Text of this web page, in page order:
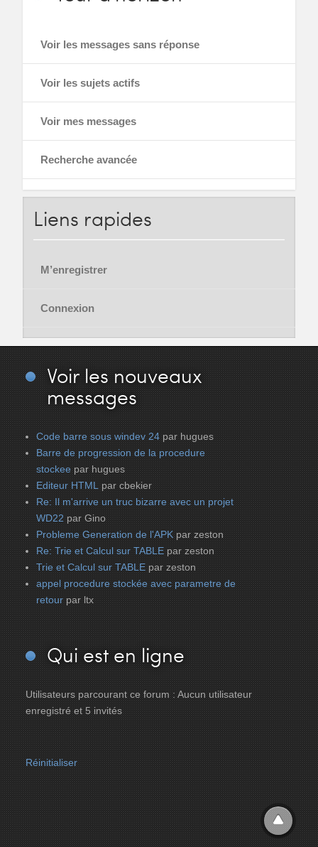
Voir les messages sans réponse
Voir les sujets actifs
Voir mes messages
Recherche avancée
Liens rapides
M’enregistrer
Connexion
Voir les nouveaux
messages
Code barre sous windev 24 par hugues
Barre de progression de la procedure
stockee par hugues
Editeur HTML par cbekier
Re: Il m'arrive un truc bizarre avec un projet
WD22 par Gino
Probleme Generation de l'APK par zeston
Re: Trie et Calcul sur TABLE par zeston
Trie et Calcul sur TABLE par zeston
appel procedure stockée avec parametre de
retour par ltx
Qui est en ligne
Utilisateurs parcourant ce forum : Aucun utilisateur
enregistré et 5 invités
Réinitialiser